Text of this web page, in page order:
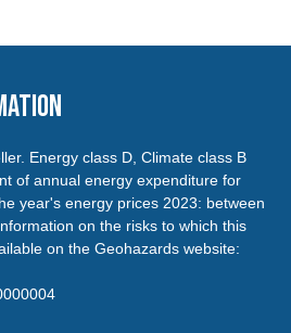
Energy class D, Climate class B
of annual energy expenditure for
year's energy prices 2023: between
on the risks to which this
on the Geohazards website: